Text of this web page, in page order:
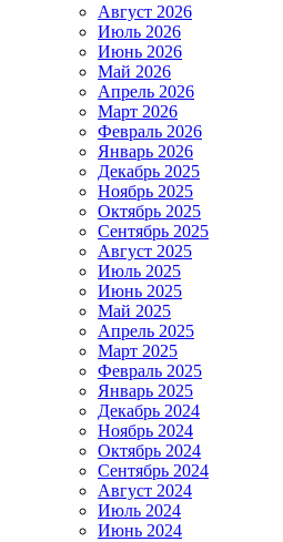
Август 2026
Июль 2026
Июнь 2026
Май 2026
Апрель 2026
Март 2026
Февраль 2026
Январь 2026
Декабрь 2025
Ноябрь 2025
Октябрь 2025
Сентябрь 2025
Август 2025
Июль 2025
Июнь 2025
Май 2025
Апрель 2025
Март 2025
Февраль 2025
Январь 2025
Декабрь 2024
Ноябрь 2024
Октябрь 2024
Сентябрь 2024
Август 2024
Июль 2024
Июнь 2024